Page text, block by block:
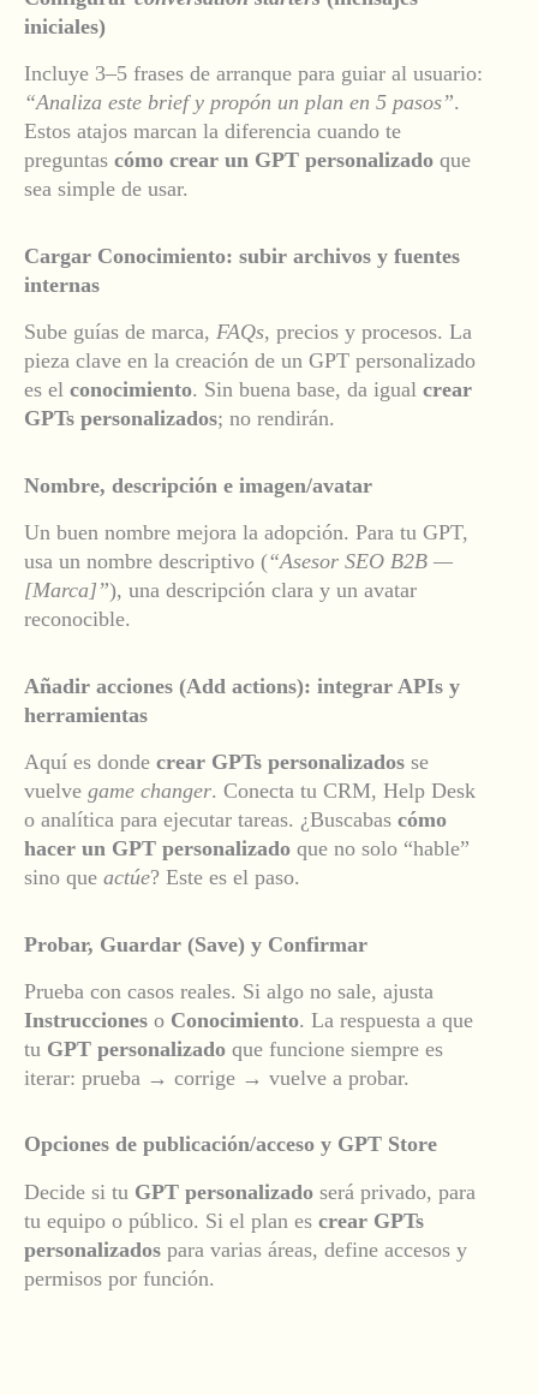
iniciales)
Incluye 3–5 frases de arranque para guiar al usuario:
“Analiza este brief y propón un plan en 5 pasos”.
Estos atajos marcan la diferencia cuando te
preguntas cómo crear un GPT personalizado que
sea simple de usar.
Cargar Conocimiento: subir archivos y fuentes
internas
Sube guías de marca, FAQs, precios y procesos. La
pieza clave en la creación de un GPT personalizado
es el conocimiento. Sin buena base, da igual crear
GPTs personalizados; no rendirán.
Nombre, descripción e imagen/avatar
Un buen nombre mejora la adopción. Para tu GPT,
usa un nombre descriptivo (“Asesor SEO B2B —
[Marca]”), una descripción clara y un avatar
reconocible.
Añadir acciones (Add actions): integrar APIs y
herramientas
Aquí es donde crear GPTs personalizados se
vuelve game changer. Conecta tu CRM, Help Desk
o analítica para ejecutar tareas. ¿Buscabas cómo
hacer un GPT personalizado que no solo “hable”
sino que actúe? Este es el paso.
Probar, Guardar (Save) y Confirmar
Prueba con casos reales. Si algo no sale, ajusta
Instrucciones o Conocimiento. La respuesta a que
tu GPT personalizado que funcione siempre es
iterar: prueba → corrige → vuelve a probar.
Opciones de publicación/acceso y GPT Store
Decide si tu GPT personalizado será privado, para
tu equipo o público. Si el plan es crear GPTs
personalizados para varias áreas, define accesos y
permisos por función.